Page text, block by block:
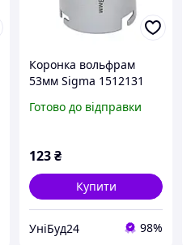
Коронка вольфрам
53мм Sigma 1512131
Готово до відправки
123₴
Купити
УніБуд24 98%